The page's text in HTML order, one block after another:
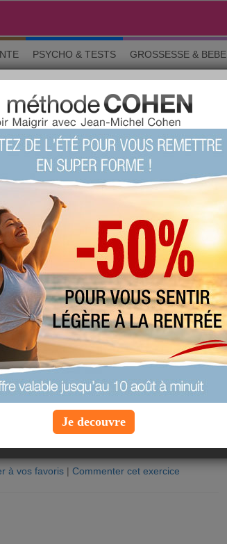
PSYCHO & TESTS GROSSESSE & BEBE
favorite :861 fois
commentée :
votre avis sur ce produit ?
4
à vos favoris| Commenter cet exercice
Je decouvre